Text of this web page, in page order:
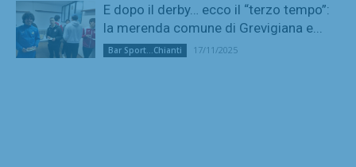
E dopo il derby… ecco il “terzo tempo”:
la merenda comune di Grevigiana e...
Bar Sport...Chianti 17/11/2025